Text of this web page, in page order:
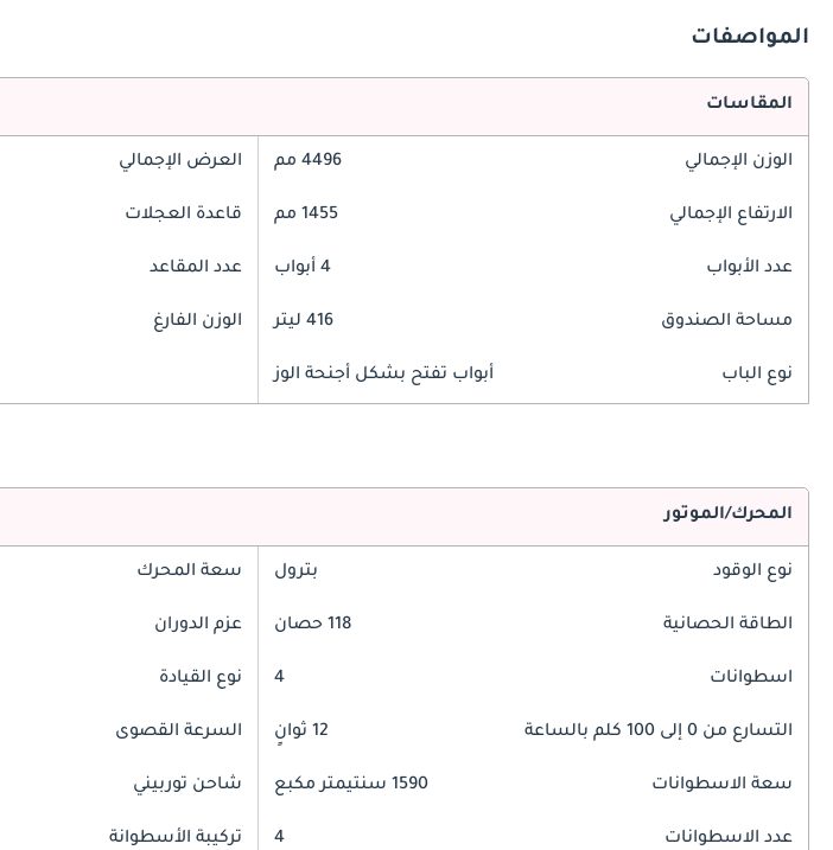
المواصفات
المقاسات
الوزن الإجمالي 4496 مم العرض الإجمالي
الارتفاع الإجمالي 1455 مم قاعدة العجلات
عدد الأبواب 4 أبواب عدد المقاعد
مساحة الصندوق 416 ليتر الوزن الفارغ
نوع الباب أبواب تفتح بشكل أجنحة الوز
المحرك/الموتور
نوع الوقود بترول سعة المحرك
الطاقة الحصانية 118 حصان عزم الدوران
اسطوانات 4 نوع القيادة
التسارع من 0 إلى 100 كلم بالساعة 12 ثوانٍ السرعة القصوى
سعة الاسطوانات 1590 سنتيمتر مكبع شاحن توربيني
عدد الاسطوانات 4 تركيبة الأسطوانة